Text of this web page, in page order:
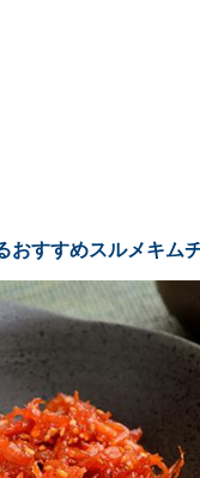
おすすめスルメキム